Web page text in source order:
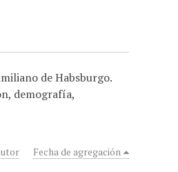
de Habsburgo.
demografía,
Fecha de agregación